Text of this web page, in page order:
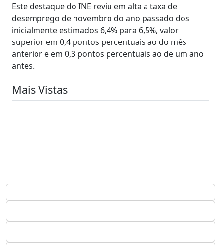
Este destaque do INE reviu em alta a taxa de
desemprego de novembro do ano passado dos
inicialmente estimados 6,4% para 6,5%, valor
superior em 0,4 pontos percentuais ao do mês
anterior e em 0,3 pontos percentuais ao de um ano
antes.
Mais Vistas